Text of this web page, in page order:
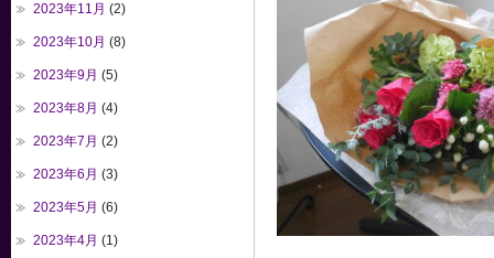
2023年11月 (2)
2023年10月 (8)
2023年9月 (5)
2023年8月 (4)
2023年7月 (2)
2023年6月 (3)
2023年5月 (6)
2023年4月 (1)